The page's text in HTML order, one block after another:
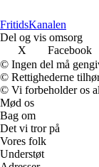
FritidsKanalen
Del og vis omsorg
X
Facebook
© Ingen del må
© Rettighederne
© Vi forbeholder os
Mød os
Bag om
Det vi tror på
Vores folk
Understøt